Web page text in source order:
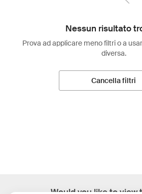
Nessun risultato
Prova ad applicare meno filtri o a
diversa.
Cancella filtri